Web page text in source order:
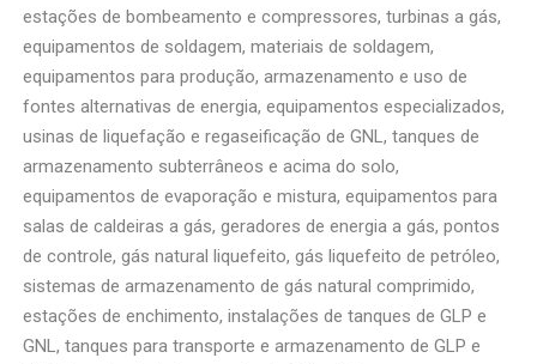
estações de bombeamento e compressores, turbinas a gás,
equipamentos de soldagem, materiais de soldagem,
equipamentos para produção, armazenamento e uso de
fontes alternativas de energia, equipamentos especializados,
usinas de liquefação e regaseificação de GNL, tanques de
armazenamento subterrâneos e acima do solo,
equipamentos de evaporação e mistura, equipamentos para
salas de caldeiras a gás, geradores de energia a gás, pontos
de controle, gás natural liquefeito, gás liquefeito de petróleo,
sistemas de armazenamento de gás natural comprimido,
estações de enchimento, instalações de tanques de GLP e
GNL, tanques para transporte e armazenamento de GLP e